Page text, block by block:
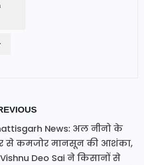
News: अल नीनो के
से कमजोर मानसून की आशंका,
Deo Sai ने किसानों से